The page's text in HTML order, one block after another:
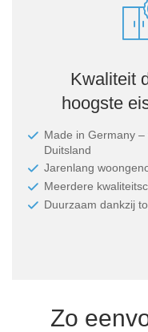
Kwaliteit
hoogste
Made in Germany
Duitsland
Jarenlang
Meerdere
Duurzaam dankzij
Zo